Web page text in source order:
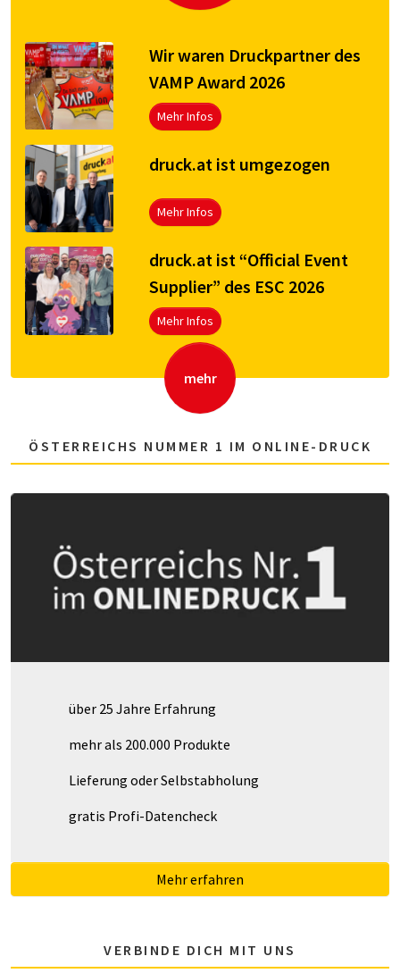
Wir waren Druckpartner des
VAMP Award 2026
Mehr Infos
druck.at ist umgezogen
Mehr Infos
druck.at ist “Official Event
Supplier” des ESC 2026
Mehr Infos
mehr
ÖSTERREICHS NUMMER 1 IM ONLINE-DRUCK
über 25 Jahre Erfahrung
mehr als 200.000 Produkte
Lieferung oder Selbstabholung
gratis Profi-Datencheck
Mehr erfahren
VERBINDE DICH MIT UNS